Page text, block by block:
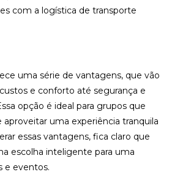
com a logística de transporte
uma série de vantagens, que vão
e conforto até segurança e
opção é ideal para grupos que
aproveitar uma experiência tranquila
essas vantagens, fica claro que
escolha inteligente para uma
e eventos.